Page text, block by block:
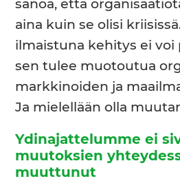
sanoa, että
aina kuin se olisi
ilmaistuna kehitys ei voi
sen tulee muotoutua
markkinoiden ja
Ja mielellään olla
Ydinajattelumme ei
muutoksien
muuttunut